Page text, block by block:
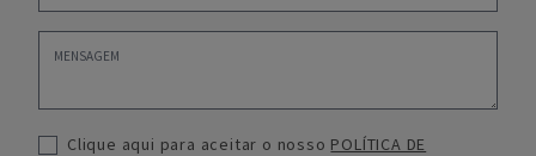
Clique aqui para aceitar o nosso POLÍTICA DE